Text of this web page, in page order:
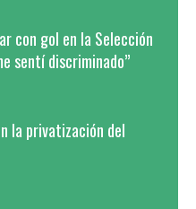
con gol en la Selección
sentí discriminado”
la privatización del